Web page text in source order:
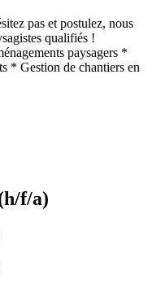
pas et postulez, nous
qualifiés !
paysagers *
* Gestion de chantiers en
f/a)